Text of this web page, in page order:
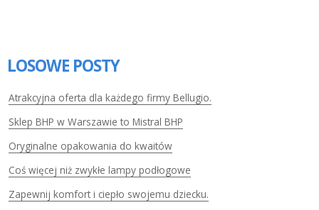
LOSOWE POSTY
Atrakcyjna oferta dla każdego firmy Bellugio.
Sklep BHP w Warszawie to Mistral BHP
Oryginalne opakowania do kwaitów
Coś więcej niż zwykłe lampy podłogowe
Zapewnij komfort i ciepło swojemu dziecku.